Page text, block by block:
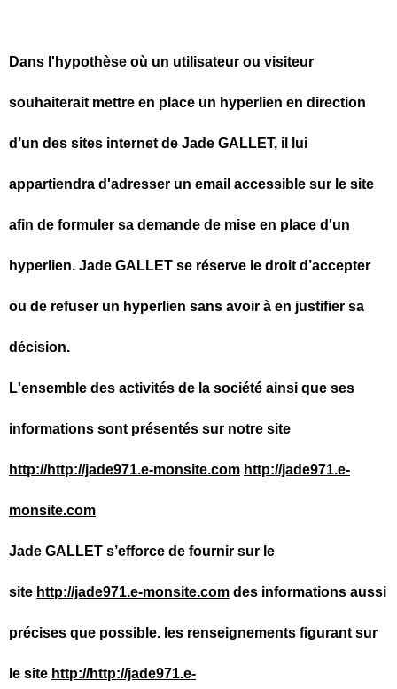
Dans l'hypothèse où un utilisateur ou visiteur
souhaiterait mettre en place un hyperlien en direction
d’un des sites internet de Jade GALLET, il lui
appartiendra d'adresser un email accessible sur le site
afin de formuler sa demande de mise en place d'un
hyperlien. Jade GALLET se réserve le droit d’accepter
ou de refuser un hyperlien sans avoir à en justifier sa
décision.
L'ensemble des activités de la société ainsi que ses
informations sont présentés sur notre site
http://http://jade971.e-monsite.com http://jade971.e-
monsite.com
Jade GALLET s’efforce de fournir sur le
site http://jade971.e-monsite.com des informations aussi
précises que possible. les renseignements figurant sur
le site http://http://jade971.e-